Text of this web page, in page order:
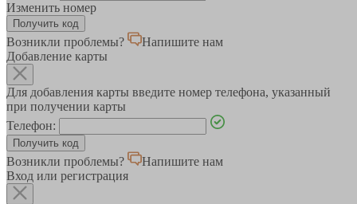
Изменить номер
Возникли проблемы?
Напишите нам
Добавление карты
Для добавления карты введите номер телефона, указанный
при получении карты
Телефон:
Возникли проблемы?
Напишите нам
Вход или регистрация